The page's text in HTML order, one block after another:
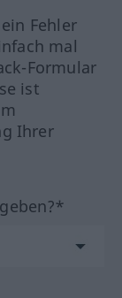
Fehler
mal
Formular
ist
Ihrer